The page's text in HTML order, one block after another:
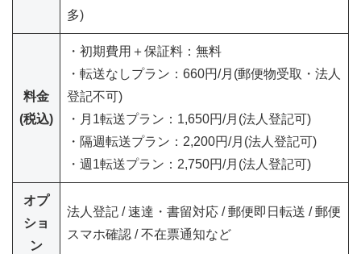
多)
料金
(税込)
・初期費用＋保証料：無料
・転送なしプラン：660円/月(郵便物受取・法人
登記不可)
・月1転送プラン：1,650円/月(法人登記可)
・隔週転送プラン：2,200円/月(法人登記可)
・週1転送プラン：2,750円/月(法人登記可)
オプ
ショ
ン
法人登記 / 速達・書留対応 / 郵便即日転送 / 郵便
スマホ確認 / 不在票通知など